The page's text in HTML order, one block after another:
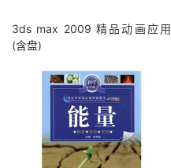
3ds max 2009 精品动画应用
(含盘)